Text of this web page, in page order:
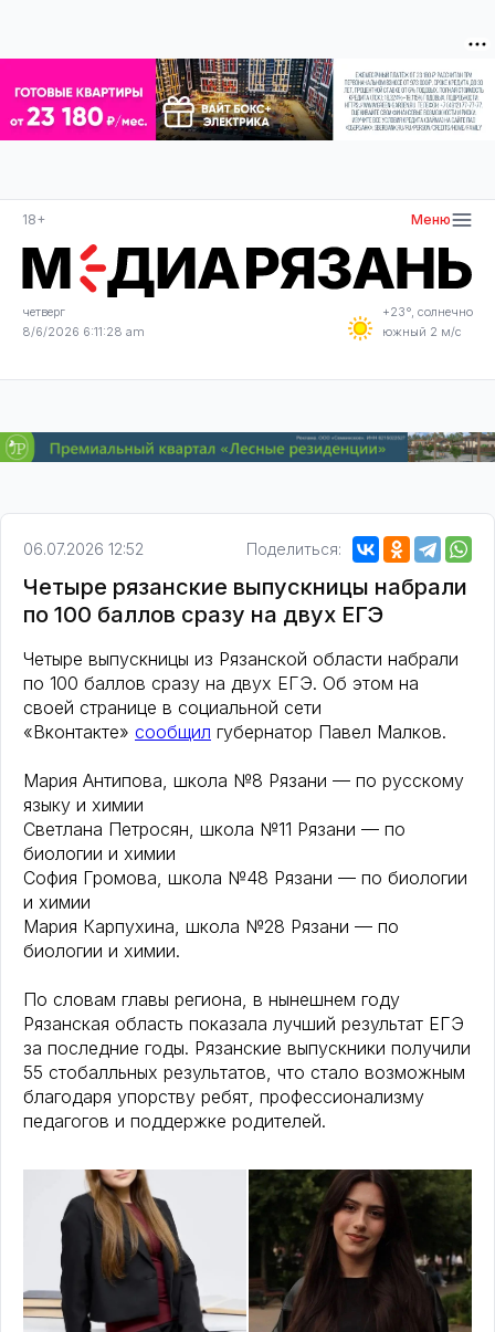
18+ Меню
четверг
8/6/2026 6:11:28 am
+23°, солнечно
южный 2 м/с
06.07.2026 12:52 Поделиться:
Четыре рязанские выпускницы набрали
по 100 баллов сразу на двух ЕГЭ
Четыре выпускницы из Рязанской области набрали
по 100 баллов сразу на двух ЕГЭ. Об этом на
своей странице в социальной сети
«Вконтакте» сообщил губернатор Павел Малков.
Мария Антипова, школа №8 Рязани — по русскому
языку и химии
Светлана Петросян, школа №11 Рязани — по
биологии и химии
София Громова, школа №48 Рязани — по биологии
и химии
Мария Карпухина, школа №28 Рязани — по
биологии и химии.
По словам главы региона, в нынешнем году
Рязанская область показала лучший результат ЕГЭ
за последние годы. Рязанские выпускники получили
55 стобалльных результатов, что стало возможным
благодаря упорству ребят, профессионализму
педагогов и поддержке родителей.